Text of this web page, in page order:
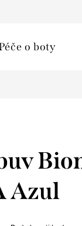
o boty
Azul